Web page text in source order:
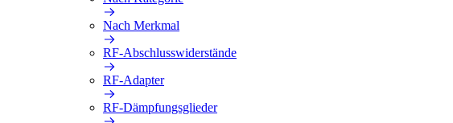
Nach Merkmal
RF-Abschlusswiderstände
RF-Adapter
RF-Dämpfungsglieder